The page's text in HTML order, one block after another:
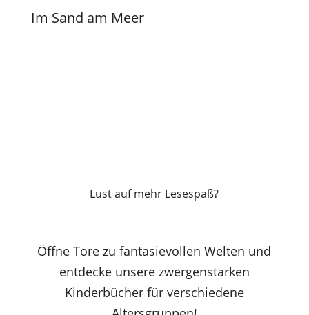
Im Sand am Meer
Lust auf mehr Lesespaß?
Öffne Tore zu fantasievollen Welten und
entdecke unsere zwergenstarken
Kinderbücher für verschiedene